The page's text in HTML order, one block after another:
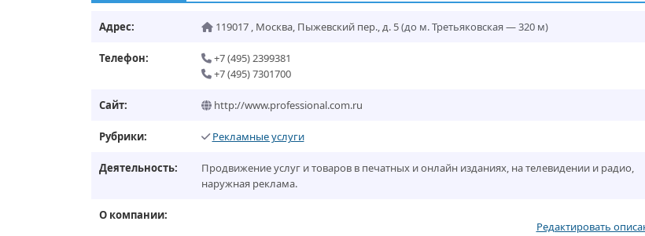
Адрес: 119017, Москва, Пыжевский пер., д. 5(до м. Третьяковская — 320 м)
Телефон:
+7 (495) 2399381
+7 (495) 7301700
Сайт: http://www.professional.com.ru
Рубрики: Рекламные услуги
Деятельность:
Продвижение услуг и товаров в печатных и онлайн изданиях, на телевидении и радио,
наружная реклама.
О компании:
Редактировать